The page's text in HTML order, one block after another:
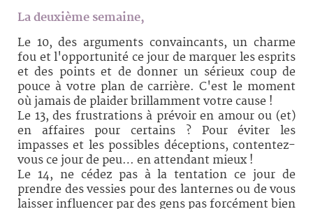
La deuxième semaine,
Le 10, des arguments convaincants, un charme
fou et l'opportunité ce jour de marquer les esprits
et des points et de donner un sérieux coup de
pouce à votre plan de carrière. C'est le moment
où jamais de plaider brillamment votre cause !
Le 13, des frustrations à prévoir en amour ou (et)
en affaires pour certains ? Pour éviter les
impasses et les possibles déceptions, contentez-
vous ce jour de peu… en attendant mieux !
Le 14, ne cédez pas à la tentation ce jour de
prendre des vessies pour des lanternes ou de vous
laisser influencer par des gens pas forcément bien